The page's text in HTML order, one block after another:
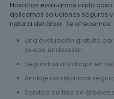
Nosotros evaluamos cada
aplicamos soluciones seguras
natural del árbol. Te ofrecemos:
Una evaluación gratuita
puede enderezar.
Seguridad al trabajar en
Anclaje con técnicas
Servicio de tala de árboles